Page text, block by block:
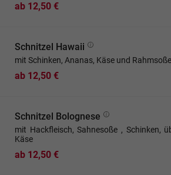
ab 12,50 €
Schnitzel Hawaii
mit Schinken, Ananas, Käse und Rahmsoße
ab 12,50 €
Schnitzel Bolognese
mit Hackfleisch, Sahnesoße , Schinken,
Käse
ab 12,50 €